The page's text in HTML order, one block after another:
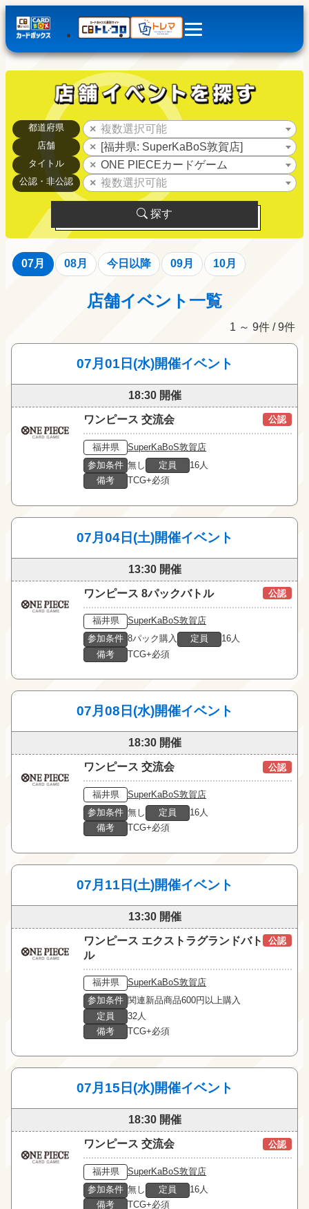
都道府県 複数選択可能
店舗 [福井県: SuperKaBoS敦賀店]
タイトル ONE PIECEカードゲーム
公認・非公認 複数選択可能
探す
07月 08月 今日以降 09月 10月
店舗イベント一覧
1 ～ 9件 / 9件
07月01日(水)開催イベント
18:30 開催
ワンピース 交流会 公認
福井県
SuperKaBoS敦賀店
参加条件 無し 定員
16人
備考
TCG+必須
07月04日(土)開催イベント
13:30 開催
ワンピース 8パックバトル 公認
福井県
SuperKaBoS敦賀店
参加条件 8パック購入 定員
16人
備考
TCG+必須
07月08日(水)開催イベント
18:30 開催
ワンピース 交流会 公認
福井県
SuperKaBoS敦賀店
参加条件 無し 定員
16人
備考
TCG+必須
07月11日(土)開催イベント
13:30 開催
ワンピース エクストラグランドバト
ル
公認
福井県
SuperKaBoS敦賀店
参加条件 関連新品商品600円以上購入
定員
32人
備考
TCG+必須
07月15日(水)開催イベント
18:30 開催
ワンピース 交流会 公認
福井県
SuperKaBoS敦賀店
参加条件 無し 定員
16人
備考
TCG+必須